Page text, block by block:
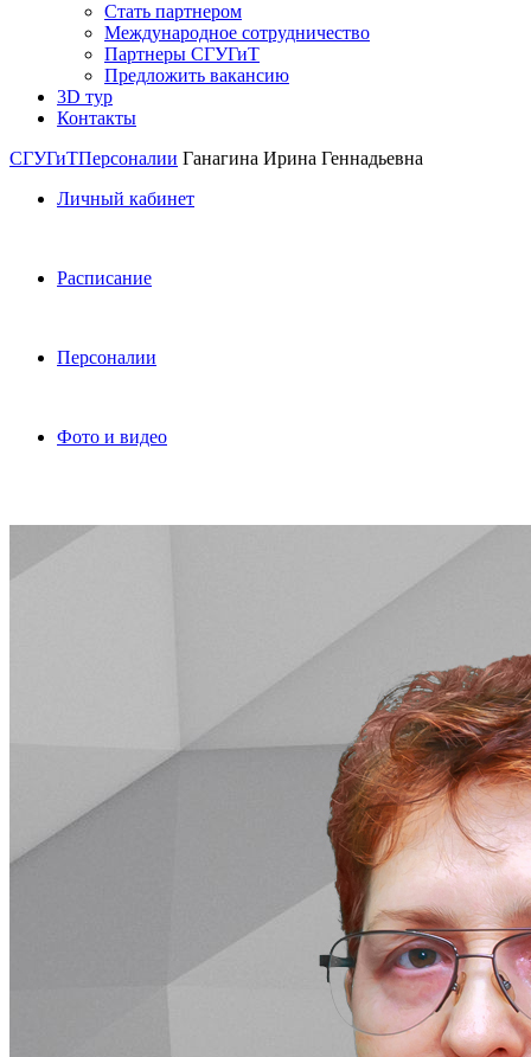
Стать партнером
Международное сотрудничество
Партнеры СГУГиТ
Предложить вакансию
3D тур
Контакты
СГУГиТПерсоналии Ганагина Ирина Геннадьевна
Личный кабинет
Расписание
Персоналии
Фото и видео